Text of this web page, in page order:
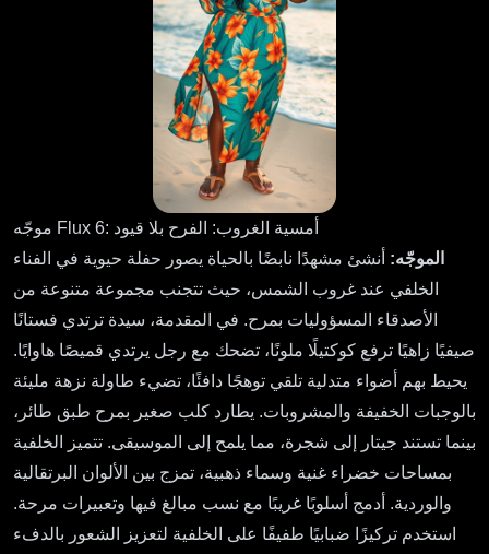
موجّه Flux 6: أمسية الغروب: الفرح بلا قيود
الموجّه: أنشئ مشهدًا نابضًا بالحياة يصور حفلة حيوية في الفناء
الخلفي عند غروب الشمس، حيث تتجنب مجموعة متنوعة من
الأصدقاء المسؤوليات بمرح. في المقدمة، سيدة ترتدي فستانًا
صيفيًا زاهيًا ترفع كوكتيلًا ملونًا، تضحك مع رجل يرتدي قميصًا هاوايًا.
يحيط بهم أضواء متدلية تلقي توهجًا دافئًا، تضيء طاولة نزهة مليئة
بالوجبات الخفيفة والمشروبات. يطارد كلب صغير بمرح طبق طائر،
بينما تستند جيتار إلى شجرة، مما يلمح إلى الموسيقى. تتميز الخلفية
بمساحات خضراء غنية وسماء ذهبية، تمزج بين الألوان البرتقالية
والوردية. أدمج أسلوبًا غريبًا مع نسب مبالغ فيها وتعبيرات مرحة.
استخدم تركيزًا ضبابيًا طفيفًا على الخلفية لتعزيز الشعور بالدفء